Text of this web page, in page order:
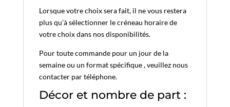
Lorsque votre choix sera fait, il ne vous restera
plus qu’à sélectionner le créneau horaire de
votre choix dans nos disponibilités.
Pour toute commande pour un jour de la
semaine ou un format spécifique , veuillez nous
contacter par téléphone.
Décor et nombre de part :